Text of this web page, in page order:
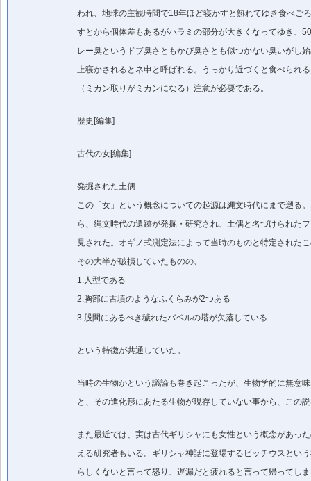
われ、地球の主観時間で18年ほど寝かすと熟れてゆき食べご
すとから個体差もあるがハラミの部分が大きくなってゆき、
レー臭というドブ臭さともかび臭さとも似つかない臭いがし
上寝かされるとネ申と呼ばれる。うっかり近づくと食べられ
（ミカン取りがミカンになる）注意が必要である。
歴史[編集]
古代の女[編集]
発掘された土偶
この「女」という概念についての起源は縄文時代にまで遡る
ら、縄文時代の遺跡が発掘・研究され、土偶と名づけられた
見された。オギノ式測定法によって当時のものと特定された
その大半が破損していたものの、
1.人型である
2.胸部に古墳のようなふくらみが2つある
3.股間にあるべき穢れたバベルの塔が欠落している
という特徴が共通していた。
当時の生物かという議論も巻き起こったが、生物学的に無意
と、その進化形にあたる生物が現存していない事から、この
また最近では、実は古代ギリシャにも女性という概念があっ
える研究者もいる。ギリシャ神話に登場するビッチウスとい
らしくないと言って怒り、遅漏だと疲れると言って帰ってし